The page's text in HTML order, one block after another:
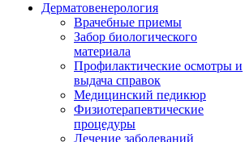
Дерматовенерология
Врачебные приемы
Забор биологического
материала
Профилактические осмотры и
выдача справок
Медицинский педикюр
Физиотерапевтические
процедуры
Лечение заболеваний